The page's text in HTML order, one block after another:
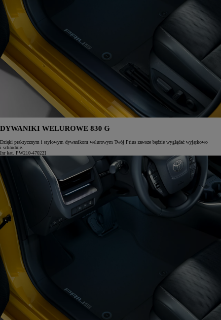
DYWANIKI WELUROWE 830 G
Dzięki praktycznym i stylowym dywanikom welurowym Twój Prius zawsze będzie wyglądać wyjątkowo
i schludnie.
[nr kat. PW210-47022]